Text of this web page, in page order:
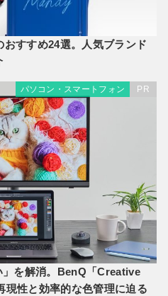
おすすめ24選。人気ブランド
パソコン・スマートフォン PR
を解消。BenQ「Creative
現性と効率的な色管理に迫る